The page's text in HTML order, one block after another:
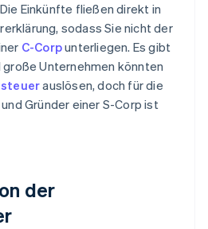
Einkünfte fließen direkt in
sodass Sie nicht der
C-Corpunterliegen. Es gibt
große Unternehmen könnten
auslösen, doch für die
Gründer einer S-Corp ist
der